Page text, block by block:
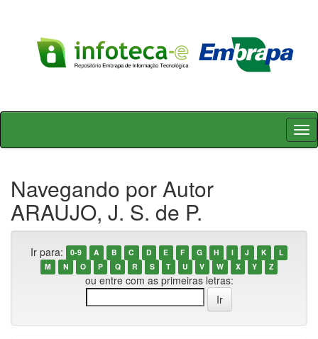
Skip
Navegando por Autor
ARAUJO, J. S. de P.
Ir para: 0-9 A B C D E F G H I J K
L
M
N O P Q R S T U V W X Y Z
ou entre com as primeiras letras: